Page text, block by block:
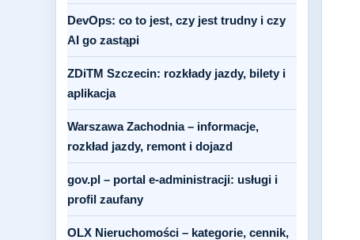
DevOps: co to jest, czy jest trudny i czy
AI go zastąpi
ZDiTM Szczecin: rozkłady jazdy, bilety i
aplikacja
Warszawa Zachodnia – informacje,
rozkład jazdy, remont i dojazd
gov.pl – portal e-administracji: usługi i
profil zaufany
OLX Nieruchomości – kategorie, cennik,